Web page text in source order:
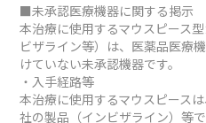
■未承認医療機器に関する掲示
本治療に使用するマウスピース
ビザライン等）は、医薬品医療
けていない未承認機器です。
・入手経路等
本治療に使用するマウスピース
社の製品（インビザライン）等